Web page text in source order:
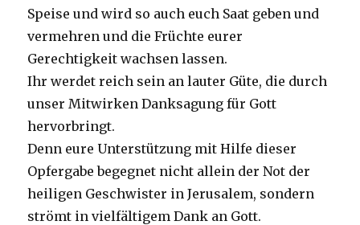
Speise und wird so auch euch Saat geben und
vermehren und die Früchte eurer
Gerechtigkeit wachsen lassen.
Ihr werdet reich sein an lauter Güte, die durch
unser Mitwirken Danksagung für Gott
hervorbringt.
Denn eure Unterstützung mit Hilfe dieser
Opfergabe begegnet nicht allein der Not der
heiligen Geschwister in Jerusalem, sondern
strömt in vielfältigem Dank an Gott.